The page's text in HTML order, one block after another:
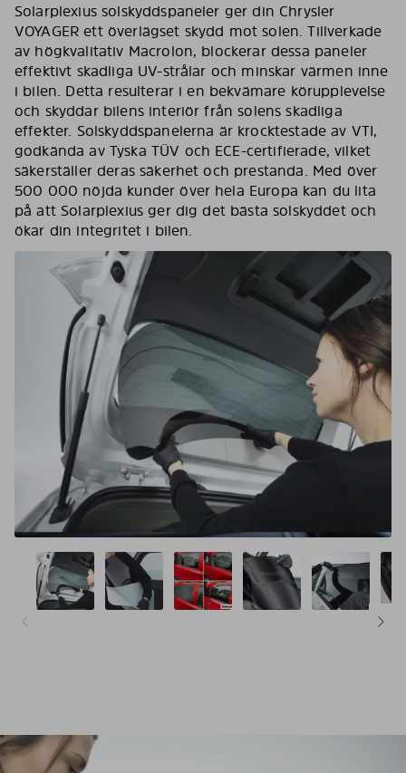
Solarplexius solskyddspaneler ger din Chrysler
VOYAGER ett överlägset skydd mot solen. Tillverkade
av högkvalitativ Macrolon, blockerar dessa paneler
effektivt skadliga UV-strålar och minskar värmen inne
i bilen. Detta resulterar i en bekvämare körupplevelse
och skyddar bilens interiör från solens skadliga
effekter. Solskyddspanelerna är krocktestade av VTI,
godkända av Tyska TÜV och ECE-certifierade, vilket
säkerställer deras säkerhet och prestanda. Med över
500 000 nöjda kunder över hela Europa kan du lita
på att Solarplexius ger dig det bästa solskyddet och
ökar din integritet i bilen.